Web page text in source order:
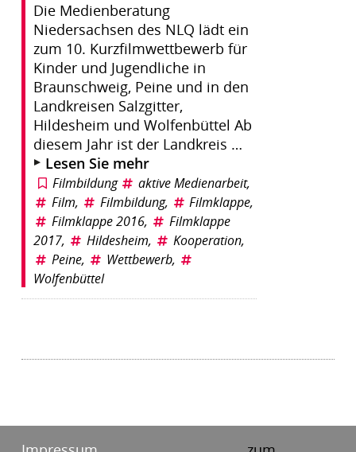
Die Medienberatung
Niedersachsen des NLQ lädt ein
zum 10. Kurzfilmwettbewerb für
Kinder und Jugendliche in
Braunschweig, Peine und in den
Landkreisen Salzgitter,
Hildesheim und Wolfenbüttel Ab
diesem Jahr ist der Landkreis …
Lesen Sie mehr
Filmbildung aktive Medienarbeit,
Film, Filmbildung, Filmklappe,
Filmklappe 2016,
Filmklappe
2017, Hildesheim, Kooperation,
Peine, Wettbewerb,
Wolfenbüttel